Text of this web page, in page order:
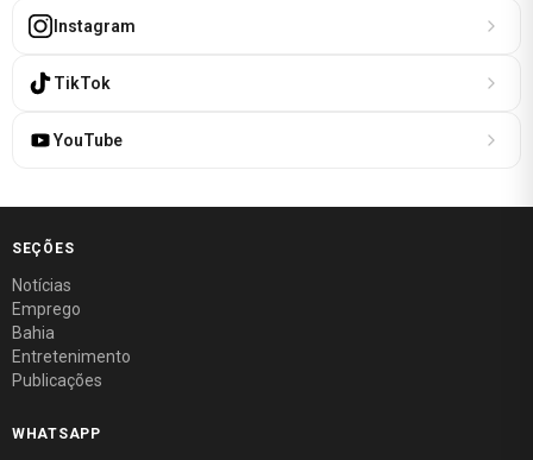
Instagram
TikTok
YouTube
SEÇÕES
Notícias
Emprego
Bahia
Entretenimento
Publicações
WHATSAPP